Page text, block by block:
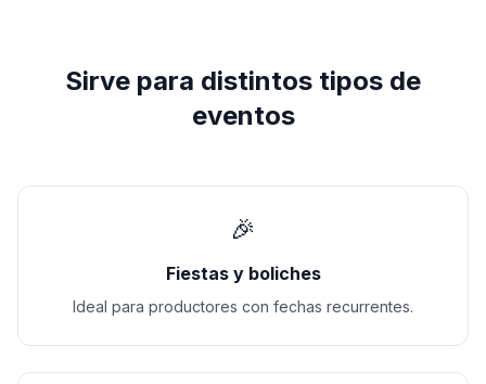
Sirve para distintos tipos de
eventos
🎉
Fiestas y boliches
Ideal para productores con fechas recurrentes.